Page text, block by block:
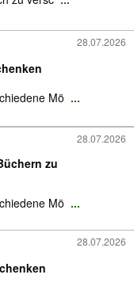
28.07.2026
Mö ...
28.07.2026
zu
Mö ...
28.07.2026